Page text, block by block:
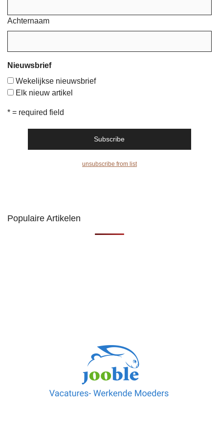
Achternaam
Nieuwsbrief
Wekelijkse nieuwsbrief
Elk nieuw artikel
* = required field
unsubscribe from list
Populaire Artikelen